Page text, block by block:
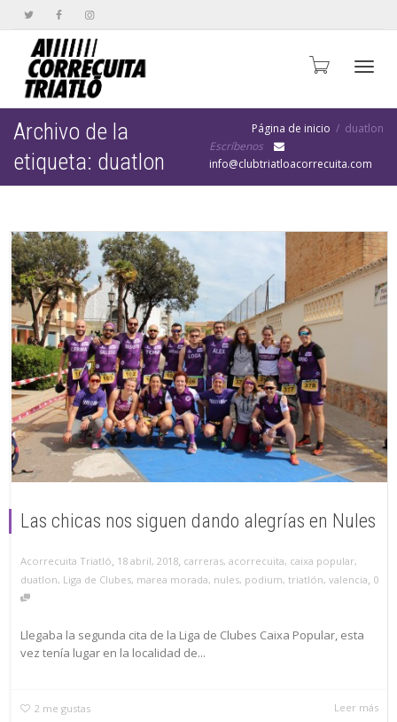
Archivo de la
etiqueta: duatlon
Página de inicio
duatlon
Escríbenos
info@clubtriatloacorrecuita.com
Las chicas nos siguen dando alegrías en Nules
Acorrecuita Triatló, 18 abril, 2018, carreras, acorrecuita, caixa popular,
duatlon, Liga de Clubes, marea morada, nules, podium, triatlón, valencia, 0
Llegaba la segunda cita de la Liga de Clubes Caixa Popular, esta
vez tenía lugar en la localidad de...
2 me gustas Leer más